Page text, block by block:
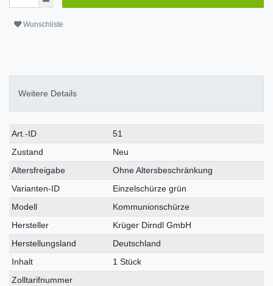
Wunschliste
Weitere Details
Art.-ID
51
Zustand
Neu
Altersfreigabe
Ohne Altersbeschränkung
Varianten-ID
Einzelschürze grün
Modell
Kommunionschürze
Hersteller
Krüger Dirndl GmbH
Herstellungsland
Deutschland
Inhalt
1 Stück
Zolltarifnummer